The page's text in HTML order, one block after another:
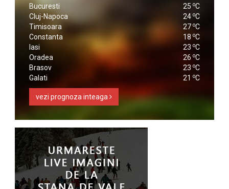
Bucuresti 25 oC
Cluj-Napoca
24 oC
Timisoara
27 oC
Constanta
18 oC
Iasi
23 oC
Oradea
26 oC
Brasov
23 oC
Galati
21 oC
vezi prognoza inteaga